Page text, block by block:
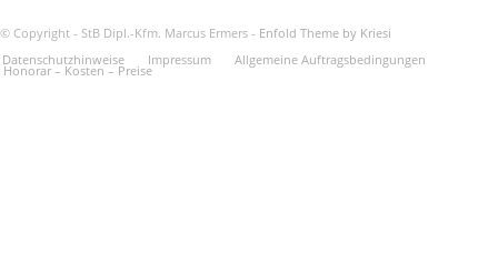
© Copyright - StB Dipl.-Kfm. Marcus Ermers - Enfold Theme by Kriesi
Datenschutzhinweise
Impressum Allgemeine Auftragsbedingungen
Honorar – Kosten – Preise